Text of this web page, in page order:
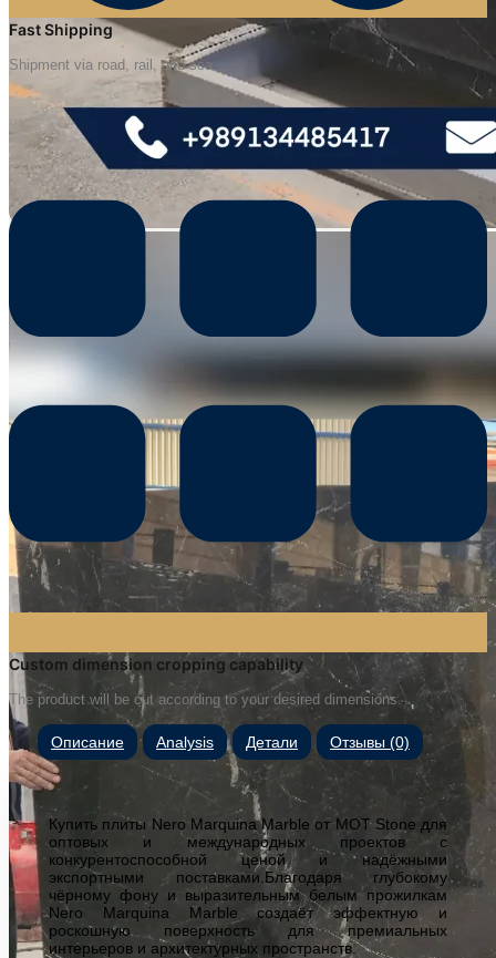
Fast Shipping
Shipment via road, rail, and sea.
Custom dimension cropping capability
The product will be cut according to your desired dimensions.
Описание Analysis Детали Отзывы (0)
Купить плиты Nero Marquina Marble от MOT Stone для
оптовых и международных проектов с
конкурентоспособной ценой и надёжными
экспортными поставками.Благодаря глубокому
чёрному фону и выразительным белым прожилкам
Nero Marquina Marble создаёт эффектную и
роскошную поверхность для премиальных
интерьеров и архитектурных пространств.